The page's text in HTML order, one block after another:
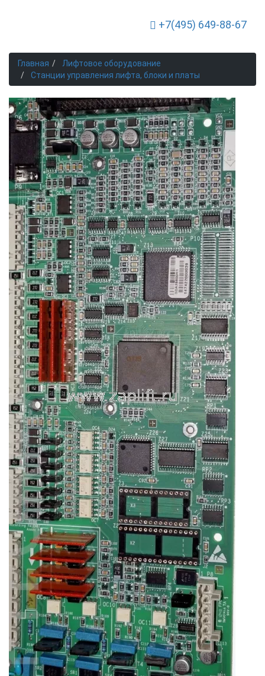
+7(495) 649-88-67
Toggle Navigation
Главная
Лифтовое оборудование
Станции управления лифта, блоки и платы